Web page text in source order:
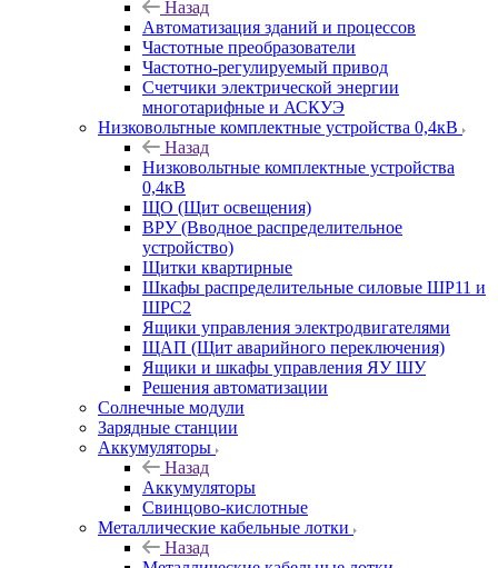
Назад
Автоматизация зданий и процессов
Частотные преобразователи
Частотно-регулируемый привод
Счетчики электрической энергии
многотарифные и АСКУЭ
Низковольтные комплектные устройства 0,4кВ
Назад
Низковольтные комплектные устройства
0,4кВ
ЩО (Щит освещения)
ВРУ (Вводное распределительное
устройство)
Щитки квартирные
Шкафы распределительные силовые ШР11 и
ШРС2
Ящики управления электродвигателями
ЩАП (Щит аварийного переключения)
Ящики и шкафы управления ЯУ ШУ
Решения автоматизации
Солнечные модули
Зарядные станции
Аккумуляторы
Назад
Аккумуляторы
Свинцово-кислотные
Металлические кабельные лотки
Назад